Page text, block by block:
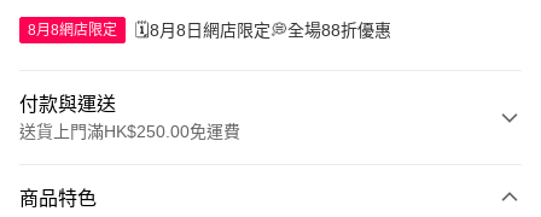
8月8網店限定 🗓️8月8日網店限定💭全場88折優惠
付款與運送
送貨上門滿HK$250.00免運費
信用卡
商品特色